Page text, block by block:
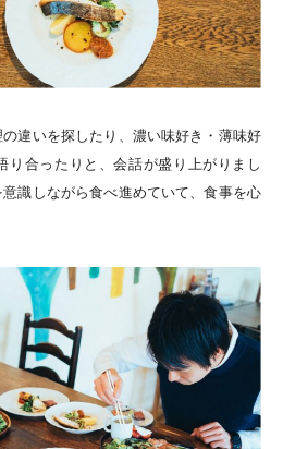
違いを探したり、濃い味好き・薄味好
り合ったりと、会話が盛り上がりまし
識しながら食べ進めていて、食事を心